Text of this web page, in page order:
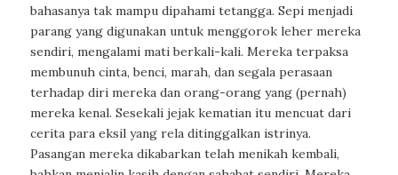
bahasanya tak mampu dipahami tetangga. Sepi menjadi
parang yang digunakan untuk menggorok leher mereka
sendiri, mengalami mati berkali-kali. Mereka terpaksa
membunuh cinta, benci, marah, dan segala perasaan
terhadap diri mereka dan orang-orang yang (pernah)
mereka kenal. Sesekali jejak kematian itu mencuat dari
cerita para eksil yang rela ditinggalkan istrinya.
Pasangan mereka dikabarkan telah menikah kembali,